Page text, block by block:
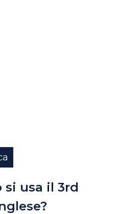
si usa il 3rd